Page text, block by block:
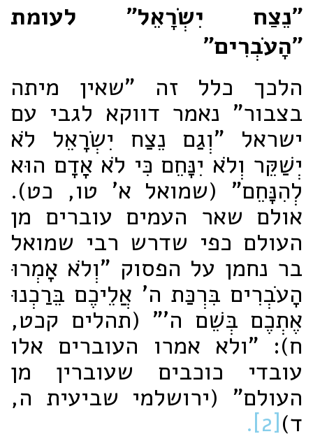
"נֵצַח יִשְׂרָאֵל" לעומת
"הָעֹבְרִים"
הלכך כלל זה "שאין מיתה
בצבור" נאמר דווקא לגבי עם
ישראל "וְגַם נֵצַח יִשְׂרָאֵל לֹא
יְשַׁקֵּר וְלֹא יִנָּחֵם כִּי לֹא אָדָם הוּא
לְהִנָּחֵם" (שמואל א' טו, כט).
אולם שאר העמים עוברים מן
העולם כפי שדרש רבי שמואל
בר נחמן על הפסוק "וְלֹא אָמְרוּ
הָעֹבְרִים בִּרְכַּת ה' אֲלֵיכֶם בֵּרַכְנוּ
אֶתְכֶם בְּשֵׁם ה'" (תהלים קכט,
ח): "ולא אמרו העוברים אלו
עובדי כוכבים שעוברין מן
העולם" (ירושלמי שביעית ה,
ד)[2].